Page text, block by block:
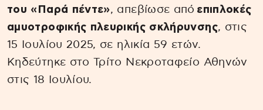
του «Παρά πέντε», απεβίωσε από επιπλοκές
αμυοτροφικής πλευρικής σκλήρυνσης, στις
15 Ιουλίου 2025, σε ηλικία 59 ετών.
Κηδεύτηκε στο Τρίτο Νεκροταφείο Αθηνών
στις 18 Ιουλίου.